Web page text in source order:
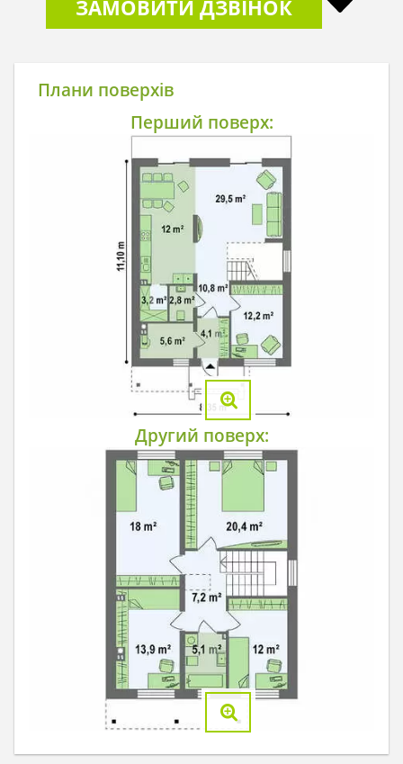
ЗАМОВИТИ ДЗВІНОК
Плани поверхів
Перший поверх:
Другий поверх: